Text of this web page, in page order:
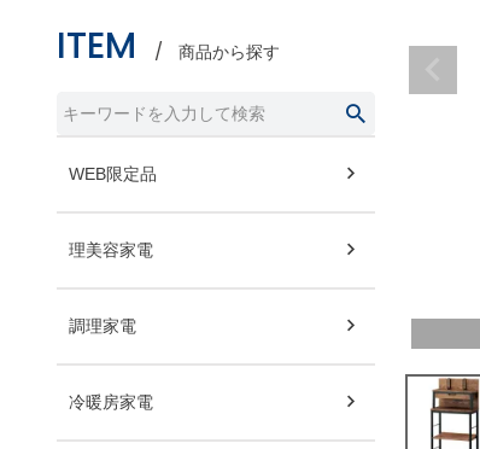
ITEM 商品から探す
WEB限定品
理美容家電
調理家電
冷暖房家電